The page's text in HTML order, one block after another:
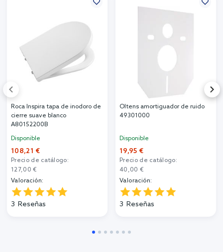
Roca Inspira tapa de inodoro de
cierre suave blanco
A80152200B
Disponible
108,21 €
Precio de catálogo:
127,00 €
Valoración:
3 Reseñas
Oltens amortiguador de ruido
49301000
Disponible
19,95 €
Precio de catálogo:
40,00 €
Valoración:
3 Reseñas